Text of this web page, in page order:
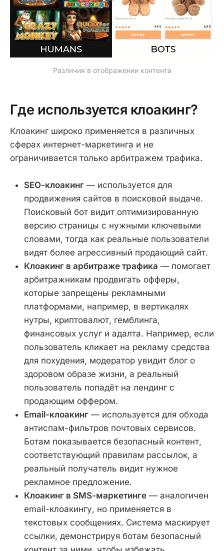
Различия в отображении контента
Где используется клоакинг?
Клоакинг широко применяется в различных
сферах интернет-маркетинга и не
ограничивается только арбитражем трафика.
SEO-клоакинг — используется для
продвижения сайтов в поисковой выдаче.
Поисковый бот видит оптимизированную
версию страницы с нужными ключевыми
словами, тогда как реальные пользователи
видят более агрессивный продающий сайт.
Клоакинг в арбитраже трафика — помогает
арбитражникам продвигать офферы,
которые запрещены рекламными
платформами, например, в вертикалях
нутры, криптовалют, гемблинга,
финансовых услуг и адалта. Например, если
пользователь кликает на рекламу средства
для похудения, модератор увидит блог о
здоровом образе жизни, а реальный
пользователь попадёт на лендинг с
продающим оффером.
Email-клоакинг — используется для обхода
антиспам-фильтров почтовых сервисов.
Ботам показывается безопасный контент,
соответствующий правилам рассылок, а
реальный получатель видит нужное
рекламное предложение.
Клоакинг в SMS-маркетинге — аналогичен
email-клоакингу, но применяется в
текстовых сообщениях. Система маскирует
ссылки, демонстрируя ботам безопасный